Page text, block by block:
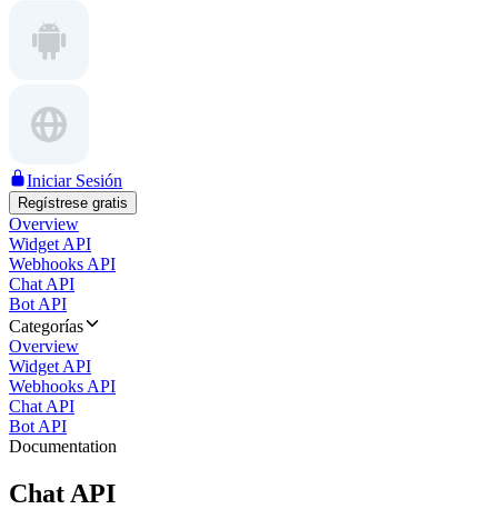
Iniciar Sesión
Regístrese gratis
Overview
Widget API
Webhooks API
Chat API
Bot API
Categorías
Overview
Widget API
Webhooks API
Chat API
Bot API
Documentation
Chat API